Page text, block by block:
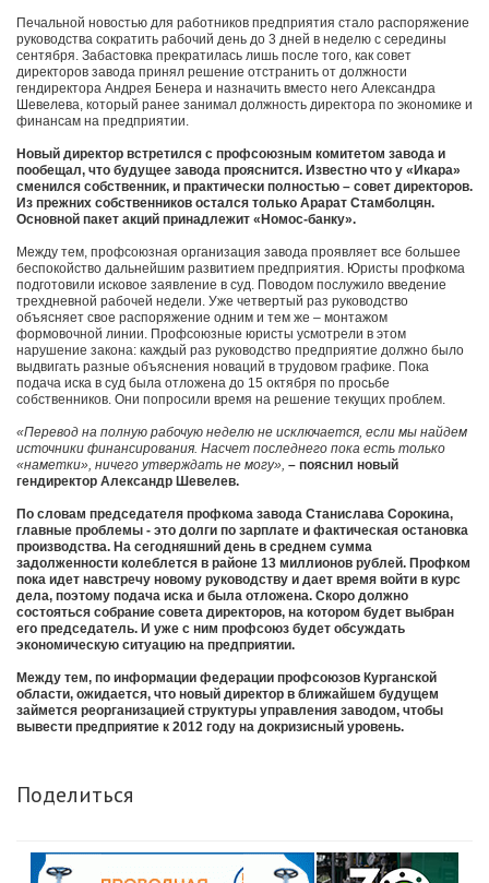
Печальной новостью для работников предприятия стало распоряжение
руководства сократить рабочий день до 3 дней в неделю с середины
сентября. Забастовка прекратилась лишь после того, как совет
директоров завода принял решение отстранить от должности
гендиректора Андрея Бенера и назначить вместо него Александра
Шевелева, который ранее занимал должность директора по экономике и
финансам на предприятии.
Новый директор встретился с профсоюзным комитетом завода и
пообещал, что будущее завода прояснится. Известно что у «Икара»
сменился собственник, и практически полностью – совет директоров.
Из прежних собственников остался только Арарат Стамболцян.
Основной пакет акций принадлежит «Номос-банку».
Между тем, профсоюзная организация завода проявляет все большее
беспокойство дальнейшим развитием предприятия. Юристы профкома
подготовили исковое заявление в суд. Поводом послужило введение
трехдневной рабочей недели. Уже четвертый раз руководство
объясняет свое распоряжение одним и тем же – монтажом
формовочной линии. Профсоюзные юристы усмотрели в этом
нарушение закона: каждый раз руководство предприятие должно было
выдвигать разные объяснения новаций в трудовом графике. Пока
подача иска в суд была отложена до 15 октября по просьбе
собственников. Они попросили время на решение текущих проблем.
«Перевод на полную рабочую неделю не исключается, если мы найдем
источники финансирования. Насчет последнего пока есть только
«наметки», ничего утверждать не могу», – пояснил новый
гендиректор Александр Шевелев.
По словам председателя профкома завода Станислава Сорокина,
главные проблемы - это долги по зарплате и фактическая остановка
производства. На сегодняшний день в среднем сумма
задолженности колеблется в районе 13 миллионов рублей. Профком
пока идет навстречу новому руководству и дает время войти в курс
дела, поэтому подача иска и была отложена. Скоро должно
состояться собрание совета директоров, на котором будет выбран
его председатель. И уже с ним профсоюз будет обсуждать
экономическую ситуацию на предприятии.
Между тем, по информации федерации профсоюзов Курганской
области, ожидается, что новый директор в ближайшем будущем
займется реорганизацией структуры управления заводом, чтобы
вывести предприятие к 2012 году на докризисный уровень.
Поделиться